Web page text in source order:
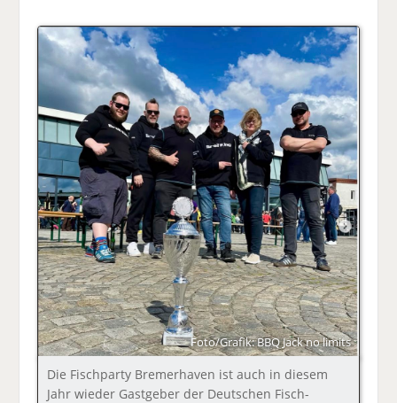
Foto/Grafik: BBQ Jack no limits
Die Fischparty Bremerhaven ist auch in diesem
Jahr wieder Gastgeber der Deutschen Fisch-